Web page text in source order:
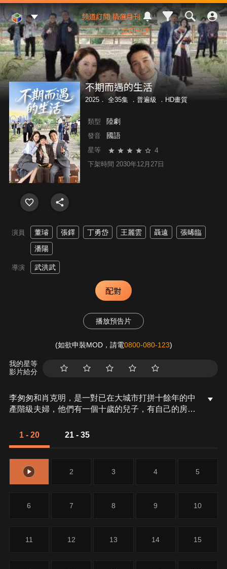
Mod Web頻道訂閱
立即申請
精選月刊
不期而遇的生活
2025． 全35集 ． 普遍級 ．HD畫質
類型 陸劇
發音 國語
星等 4
下架時間 2030年12月27日
演員 董璿 張鐸 丁勇岱 王麗雲 聶遠
張晞臨
潘陽
導演 武洪武
配對
播放預告片
(如欲申裝MOD，請電0800-080-123)
我的星等
影片給分
李匆匆和肖克明，是一對已在大城市打拼十餘年的中
產階級夫婦，他們有一個十歲的兒子，有自己的房
市紮下了根。誰知，一場突如其來的變故，一場失敗
晶新婚燕爾，工作和婚姻中都還是新手。程心是才剛
嶄露頭角的年輕設計師，沈晶是畢業不久的職場小
白，他們就好像十年前的李匆匆和肖克明，一切才剛
這樣的兩個人，陰差陽錯地住進了同一間房子裡，在
總是不斷做出選擇，卻始終在尋找那個最優解。
1 - 20 21 - 35
1 2 3 4 5
6 7 8 9 10
11 12 13 14 15